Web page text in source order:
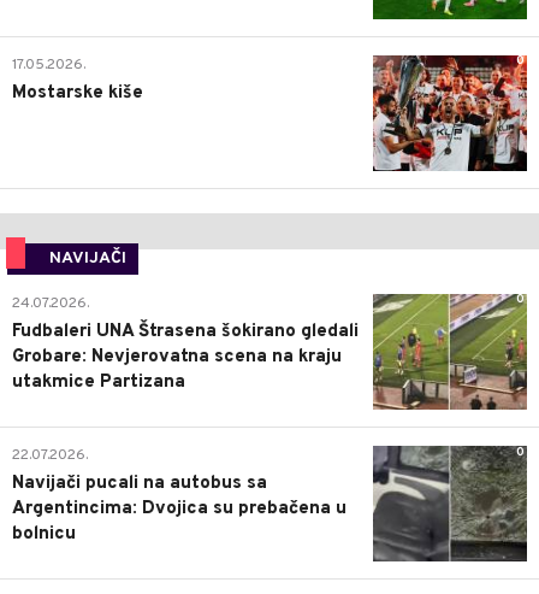
0
17.05.2026.
Mostarske kiše
NAVIJAČI
0
24.07.2026.
Fudbaleri UNA Štrasena šokirano gledali
Grobare: Nevjerovatna scena na kraju
utakmice Partizana
0
22.07.2026.
Navijači pucali na autobus sa
Argentincima: Dvojica su prebačena u
bolnicu